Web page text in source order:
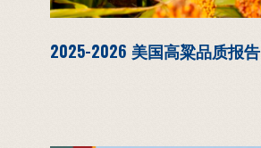
2025-2026 美国高粱品质报告